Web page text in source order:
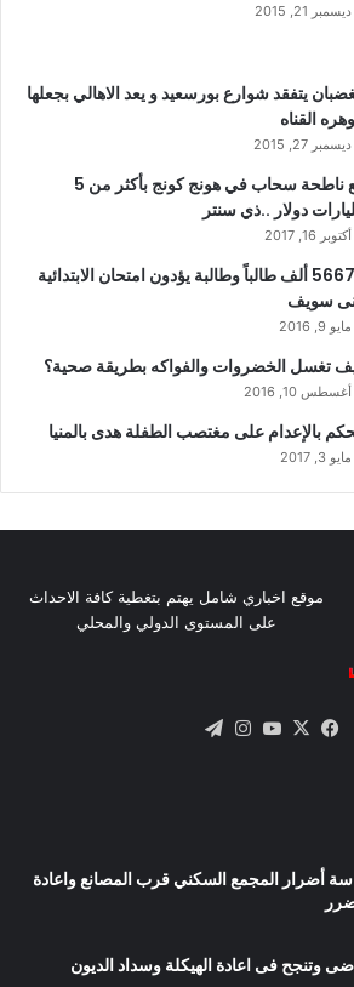
ديسمبر 21, 2015
يتفقد شوارع بورسعيد و يعد الاهالي بجعلها
القناه
ديسمبر 27, 2015
بيع ناطحة سحاب في هونج كونج بأكثر من 5
دولار ..ذي سنتر
أكتوبر 16, 2017
56673 ألف طالباً وطالبة يؤدون امتحان الابتدائية
سويف
مايو 9, 2016
تغسل الخضروات والفواكه بطريقة صحية؟
أغسطس 10, 2016
بالإعدام على مغتصب الطفلة هدى بالمنيا
مايو 3, 2017
موقع اخباري شامل يهتم بتغطية كافة الاحداث
على المستوى الدولي والمحلي
فيسبوك
X يوتيوبانستقرام
أضرار المجمع السكني قرب المصانع واعادة
وتنجح فى اعادة الهيكلة وسداد الديون